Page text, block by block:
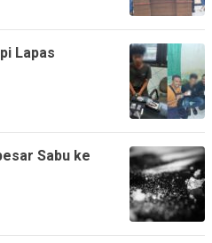
Lapas
Sabu ke